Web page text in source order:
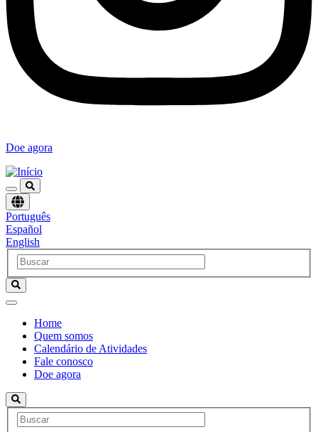
Doe agora
Escolha
um
idioma
Português
Español
English
Navegación
principal
Home
Quem somos
Calendário de Atividades
Fale conosco
Doe agora